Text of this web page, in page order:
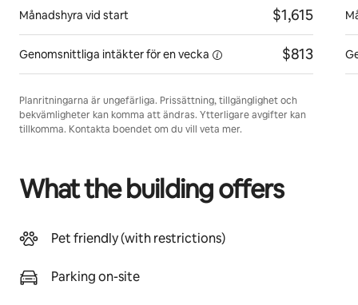
Månadshyra vid start $1,615
Genomsnittliga intäkter fören vecka $813
Planritningarna är ungefärliga. Prissättning, tillgänglighet och
bekvämligheter kan komma att ändras. Ytterligare avgifter kan
tillkomma. Kontakta boendet om du vill veta mer.
What the building offers
Pet friendly (with restrictions)
Parking on-site